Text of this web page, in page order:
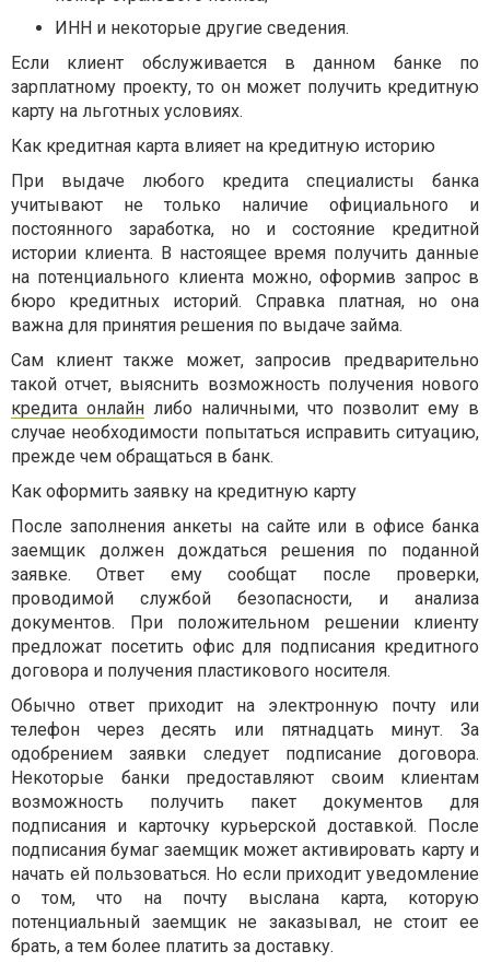
ИНН и некоторые другие сведения.
Если клиент обслуживается в данном банке по
зарплатному проекту, то он может получить кредитную
карту на льготных условиях.
Как кредитная карта влияет на кредитную историю
При выдаче любого кредита специалисты банка
учитывают не только наличие официального и
постоянного заработка, но и состояние кредитной
истории клиента. В настоящее время получить данные
на потенциального клиента можно, оформив запрос в
бюро кредитных историй. Справка платная, но она
важна для принятия решения по выдаче займа.
Сам клиент также может, запросив предварительно
такой отчет, выяснить возможность получения нового
кредита онлайн либо наличными, что позволит ему в
случае необходимости попытаться исправить ситуацию,
прежде чем обращаться в банк.
Как оформить заявку на кредитную карту
После заполнения анкеты на сайте или в офисе банка
заемщик должен дождаться решения по поданной
заявке. Ответ ему сообщат после проверки,
проводимой службой безопасности, и анализа
документов. При положительном решении клиенту
предложат посетить офис для подписания кредитного
договора и получения пластикового носителя.
Обычно ответ приходит на электронную почту или
телефон через десять или пятнадцать минут. За
одобрением заявки следует подписание договора.
Некоторые банки предоставляют своим клиентам
возможность получить пакет документов для
подписания и карточку курьерской доставкой. После
подписания бумаг заемщик может активировать карту и
начать ей пользоваться. Но если приходит уведомление
о том, что на почту выслана карта, которую
потенциальный заемщик не заказывал, не стоит ее
брать, а тем более платить за доставку.